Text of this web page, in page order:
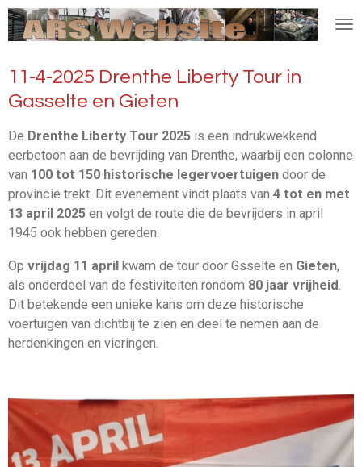
Ga
direct
de
hoofdinhoud
11-4-2025 Drenthe Liberty Tour in
Gasselte en Gieten
De Drenthe Liberty Tour 2025 is een indrukwekkend
eerbetoon aan de bevrijding van Drenthe, waarbij een colonne
van 100 tot 150 historische legervoertuigen door de
provincie trekt. Dit evenement vindt plaats van 4 tot en met
13 april 2025 en volgt de route die de bevrijders in april
1945 ook hebben gereden.
Op vrijdag 11 april kwam de tour door Gsselte en Gieten,
als onderdeel van de festiviteiten rondom 80 jaar vrijheid
Dit betekende een unieke kans om deze historische
voertuigen van dichtbij te zien en deel te nemen aan de
herdenkingen en vieringen.